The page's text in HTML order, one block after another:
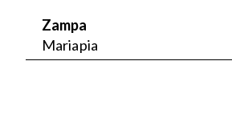
Zampa
Mariapia